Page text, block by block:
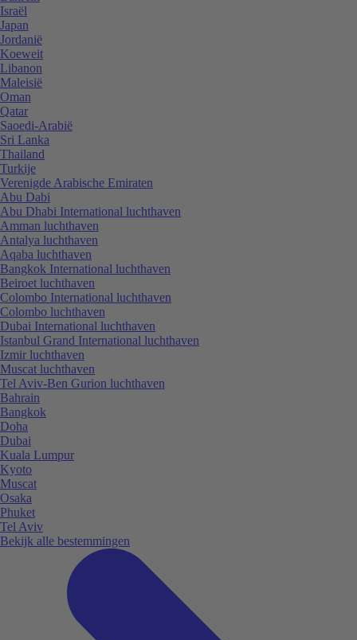
Israël
Japan
Jordanië
Koeweit
Libanon
Maleisië
Oman
Qatar
Saoedi-Arabië
Sri Lanka
Thailand
Turkije
Verenigde Arabische Emiraten
Abu Dabi
Abu Dhabi International luchthaven
Amman luchthaven
Antalya luchthaven
Aqaba luchthaven
Bangkok International luchthaven
Beiroet luchthaven
Colombo International luchthaven
Colombo luchthaven
Dubai International luchthaven
Istanbul Grand International luchthaven
Izmir luchthaven
Muscat luchthaven
Tel Aviv-Ben Gurion luchthaven
Bahrain
Bangkok
Doha
Dubai
Kuala Lumpur
Kyoto
Muscat
Osaka
Phuket
Tel Aviv
Bekijk alle bestemmingen